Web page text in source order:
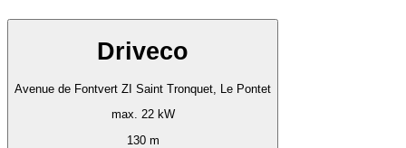
Driveco
Avenue de Fontvert ZI Saint Tronquet, Le Pontet
max. 22 kW
130 m